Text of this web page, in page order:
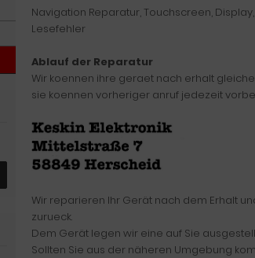
Navigation Reparatur, Touchscreen,
Lesefehler
Ablauf der Reparatur
Wir koennen ihre geraet nach erhalt
sie koennen vorheriger anruf jedezeit
Wir reparieren Ihr Gerät nach dem Erhalt
zurueck.
Dem Gerät legen wir eine auf Sie
Sollten Sie aus der näheren Umgebung